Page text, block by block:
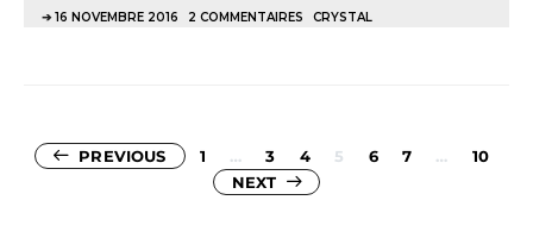
16 NOVEMBRE 2016 2 COMMENTAIRES CRYSTAL
Pagination
des
PREVIOUS 1 … 3 4 5 6 7 …
10
NEXT